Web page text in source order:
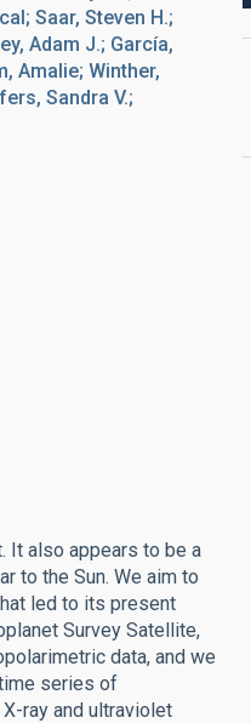
Saar, Steven H.;
Adam J.; García,
Amalie; Winther,
Sandra V.;
It also appears to be a
to the Sun. We aim to
led to its present
Survey Satellite,
data, and we
series of
ray and ultraviolet